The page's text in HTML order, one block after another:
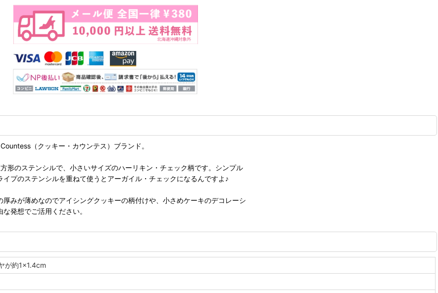
（クッキー・カウンテス）ブランド。
形のステンシルで、小さいサイズのハーリキン・チェック柄です。シンプル
イプのステンシルを重ねて使うとアーガイル・チェックになるんですよ♪
厚みが薄めなのでアイシングクッキーの柄付けや、小さめケーキのデコレーシ
な発想でご活用ください。
が約1×1.4cm